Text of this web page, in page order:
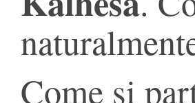
Come si